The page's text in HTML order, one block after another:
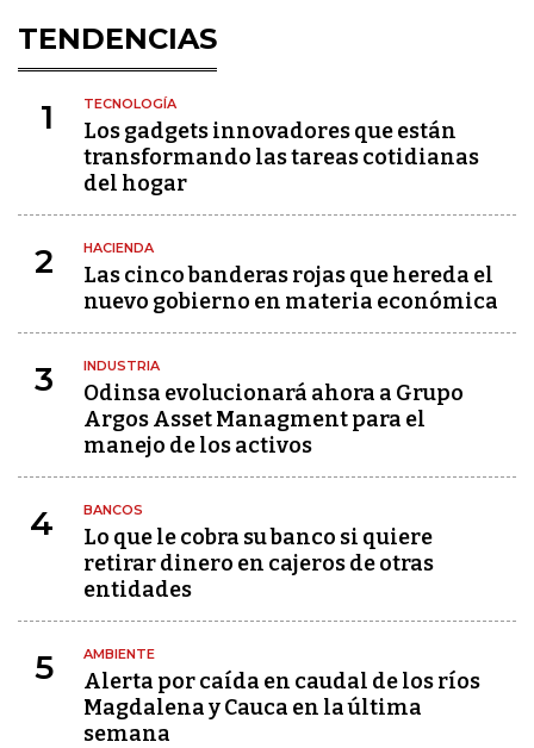
TENDENCIAS
1 TECNOLOGÍA
Los gadgets innovadores que están
transformando las tareas cotidianas
del hogar
2 HACIENDA
Las cinco banderas rojas que hereda el
nuevo gobierno en materia económica
3 INDUSTRIA
Odinsa evolucionará ahora a Grupo
Argos Asset Managment para el
manejo de los activos
4 BANCOS
Lo que le cobra su banco si quiere
retirar dinero en cajeros de otras
entidades
5 AMBIENTE
Alerta por caída en caudal de los ríos
Magdalena y Cauca en la última
semana